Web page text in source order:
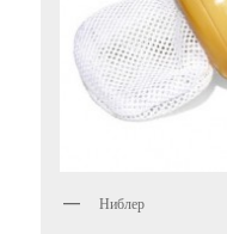
Ниблер